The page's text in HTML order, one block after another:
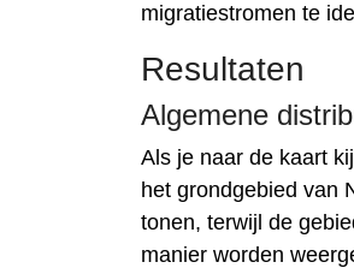
migratiestromen te
Resultaten
Algemene
Als je naar de kaart
het grondgebied van
tonen, terwijl de
manier worden